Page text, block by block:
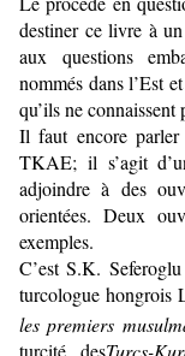
destiner ce livre à
aux questions
nommés dans l’Est
qu’ils ne connaissent
Il faut encore parler
TKAE; il s’agit
adjoindre à des
orientées. Deux
exemples.
C’est S.K.
turco­logue hongrois
les premiers
turcité desTurcs-